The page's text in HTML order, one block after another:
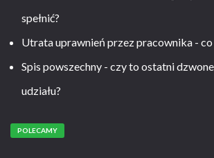
spełnić?
Utrata uprawnień przez pracownika - co
Spis powszechny - czy to ostatni
udziału?
POLECAMY